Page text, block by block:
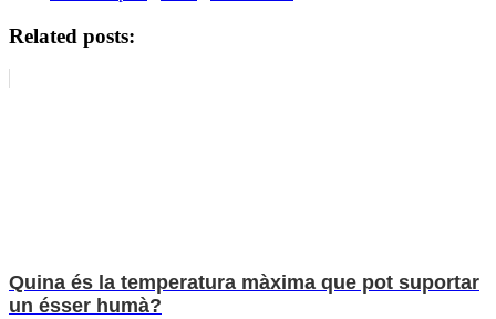
Related posts:
Quina és la temperatura màxima que pot suportar
un ésser humà?